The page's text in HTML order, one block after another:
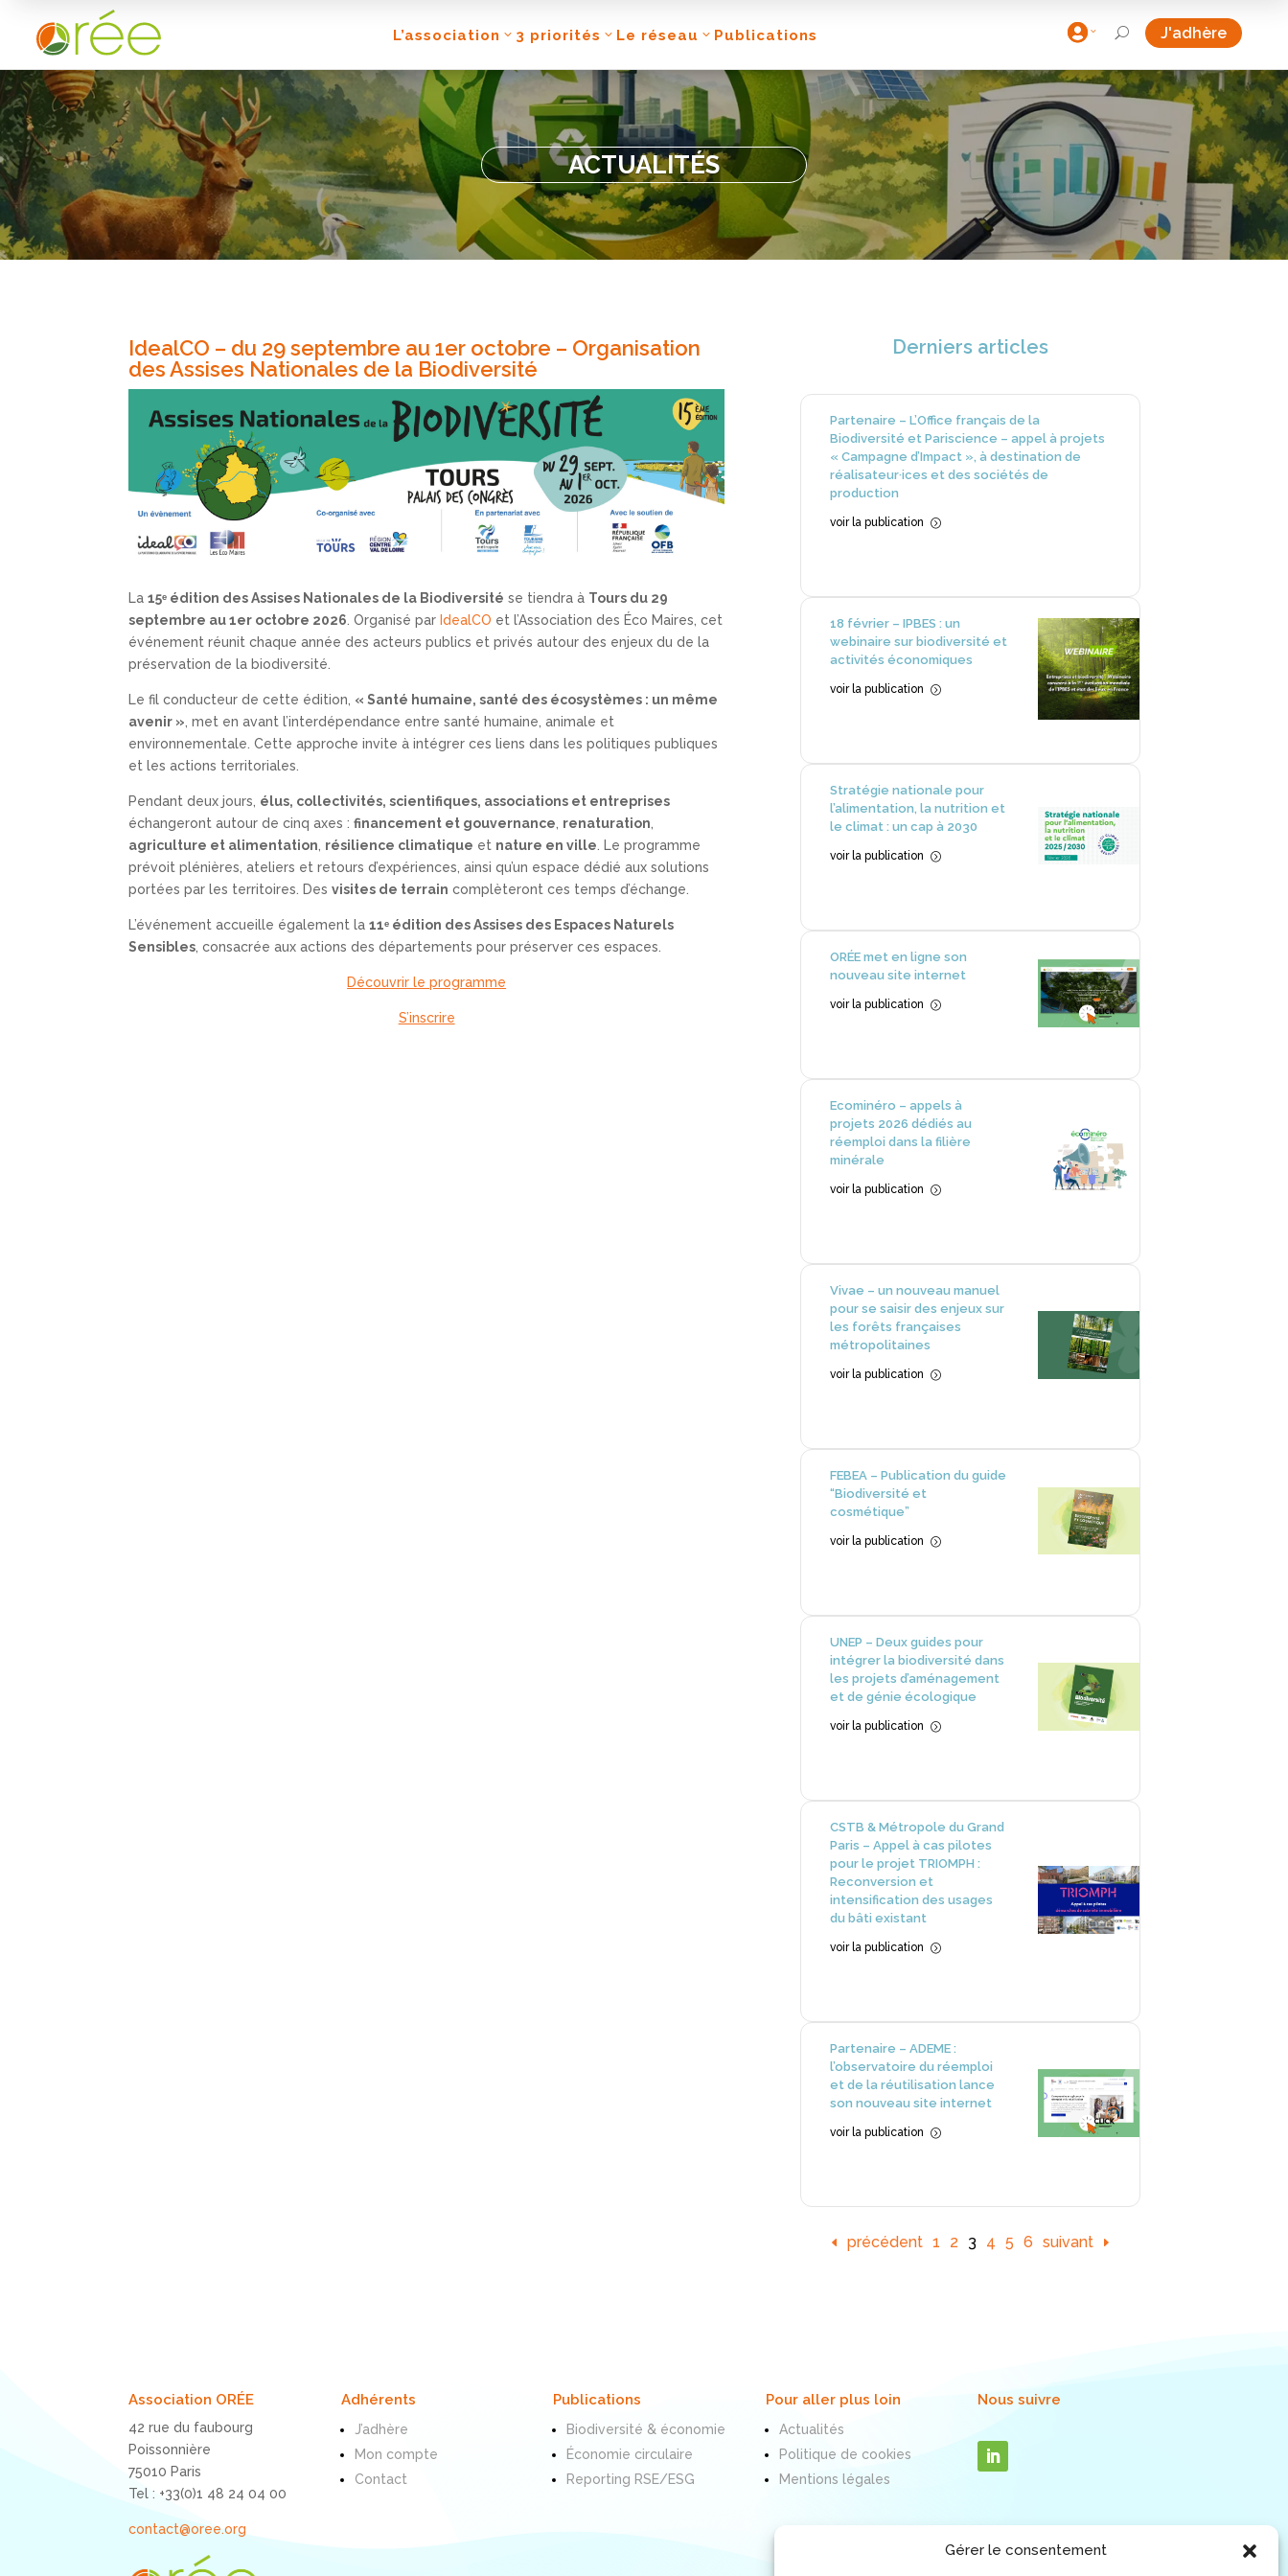
Gérer le consentement
L’association 3 priorités Le réseau Publications  U J'adhère
ACTUALITÉS
IdealCO – du 29 septembre au 1er octobre – Organisation
des Assises Nationales de la Biodiversité
La15ᵉ édition des Assises Nationales de la Biodiversité se tiendra à Tours du 29
septembre au 1er octobre 2026. Organisé par IdealCO et l’Association des Éco Maires, cet
événement réunit chaque année des acteurs publics et privés autour des enjeux du de la
préservation de la biodiversité.
Le fil conducteur de cette édition, « Santé humaine, santé des écosystèmes : un même
avenir », met en avant l’interdépendance entre santé humaine, animale et
environnementale. Cette approche invite à intégrer ces liens dans les politiques publiques
et les actions territoriales.
Pendant deux jours, élus, collectivités, scientifiques, associations et entreprises
échangeront autour de cinq axes :financement et gouvernance, renaturation,
agriculture et alimentation, résilience climatique et nature en ville. Le programme
prévoit plénières, ateliers et retours d’expériences, ainsi qu’un espace dédié aux solutions
portées par les territoires. Desvisites de terrain complèteront ces temps d’échange.
L’événement accueille également la11ᵉ édition des Assises des Espaces Naturels
Sensibles, consacrée aux actions des départements pour préserver ces espaces.
Découvrir le programme
S’inscrire
Derniers articles
Partenaire – L’Office français de la
Biodiversité et Pariscience – appel à projets
« Campagne d’Impact », à destination de
réalisateur·ices et des sociétés de
production
voir la publication =
18 février – IPBES : un
webinaire sur biodiversité et
activités économiques
voir la publication =
Stratégie nationale pour
l’alimentation, la nutrition et
le climat : un cap à 2030
voir la publication =
ORÉE met en ligne son
nouveau site internet
voir la publication =
Ecominéro – appels à
projets 2026 dédiés au
réemploi dans la filière
minérale
voir la publication =
Vivae – un nouveau manuel
pour se saisir des enjeux sur
les forêts françaises
métropolitaines
voir la publication =
FEBEA – Publication du guide
“Biodiversité et
cosmétique”
voir la publication =
UNEP – Deux guides pour
intégrer la biodiversité dans
les projets d’aménagement
et de génie écologique
voir la publication =
CSTB & Métropole du Grand
Paris – Appel à cas pilotes
pour le projet TRIOMPH :
Reconversion et
intensification des usages
du bâti existant
voir la publication =
Partenaire – ADEME :
l’observatoire du réemploi
et de la réutilisation lance
son nouveau site internet
voir la publication =
précédent 1 2 3 4 5 6 suivant
Association ORÉE
42 rue du faubourg
Poissonnière
75010 Paris
Tel : +33(0)1 48 24 04 00
contact@oree.org
Adhérents
J’adhère
Mon compte
Contact
Publications
Biodiversité & économie
Économie circulaire
Reporting RSE/ESG
Pour aller plus loin
Actualités
Politique de cookies
Mentions légales
Nous suivre